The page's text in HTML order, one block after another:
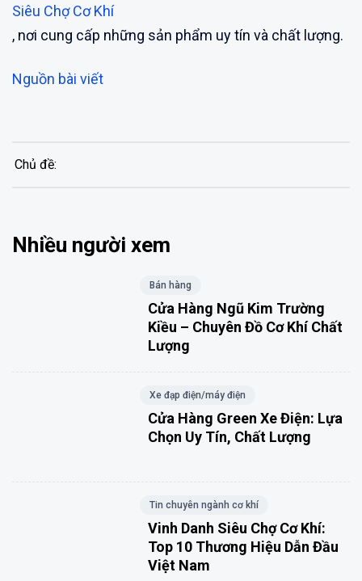
Siêu Chợ Cơ Khí
, nơi cung cấp những sản phẩm uy tín và chất lượng.
Nguồn bài viết
Chủ đề:
Nhiều người xem
Bán hàng
Cửa Hàng Ngũ Kim Trường
Kiều – Chuyên Đồ Cơ Khí Chất
Lượng
Xe đạp điện/máy điện
Cửa Hàng Green Xe Điện: Lựa
Chọn Uy Tín, Chất Lượng
Tin chuyên ngành cơ khí
Vinh Danh Siêu Chợ Cơ Khí:
Top 10 Thương Hiệu Dẫn Đầu
Việt Nam